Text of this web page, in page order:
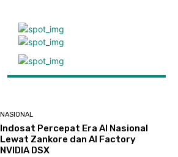
NASIONAL
Indosat Percepat Era AI Nasional
Lewat Zankore dan AI Factory
NVIDIA DSX